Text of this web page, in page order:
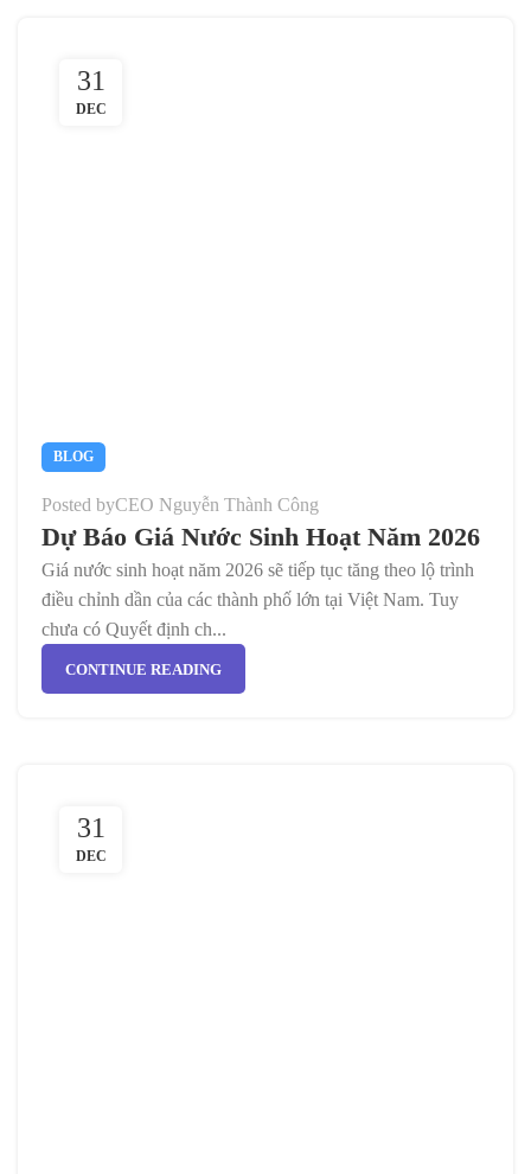
31
DEC
BLOG
Posted byCEO Nguyễn Thành Công
Dự Báo Giá Nước Sinh Hoạt Năm 2026
Giá nước sinh hoạt năm 2026 sẽ tiếp tục tăng theo lộ trình
điều chỉnh dần của các thành phố lớn tại Việt Nam. Tuy
chưa có Quyết định ch...
CONTINUE READING
31
DEC